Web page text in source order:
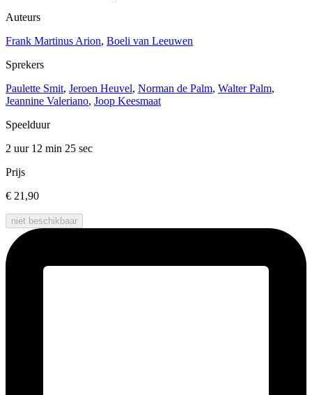
Auteurs
Frank Martinus Arion, Boeli van Leeuwen
Sprekers
Paulette Smit, Jeroen Heuvel, Norman de Palm, Walter Palm,
Jeannine Valeriano, Joop Keesmaat
Speelduur
2 uur 12 min 25 sec
Prijs
€ 21,90
niet beschikbaar